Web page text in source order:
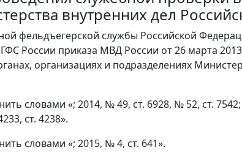
внутренних дел
фельдъегерской службы Российской
России приказа МВД России от 26 марта
организациях и подразделениях
словами «; 2014, № 49, ст. 6928, № 52, ст.
ст. 4238».
словами «; 2015, № 4, ст. 641».